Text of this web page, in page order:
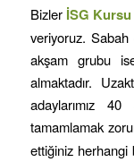
Bizler İSG Kursu
veriyoruz. Sabah
akşam grubu
almaktadır.
adaylarımız
tamamlamak
ettiğiniz herhangi